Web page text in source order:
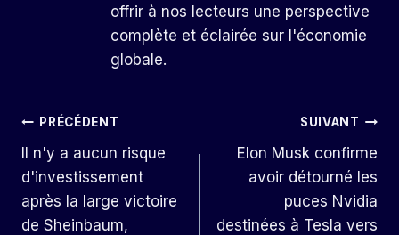
offrir à nos lecteurs une perspective
complète et éclairée sur l'économie
globale.
Navigation
De
L’article
PRÉCÉDENT
Il n'y a aucun risque
d'investissement
après la large victoire
de Sheinbaum,
SUIVANT
Elon Musk confirme
avoir détourné les
puces Nvidia
destinées à Tesla vers